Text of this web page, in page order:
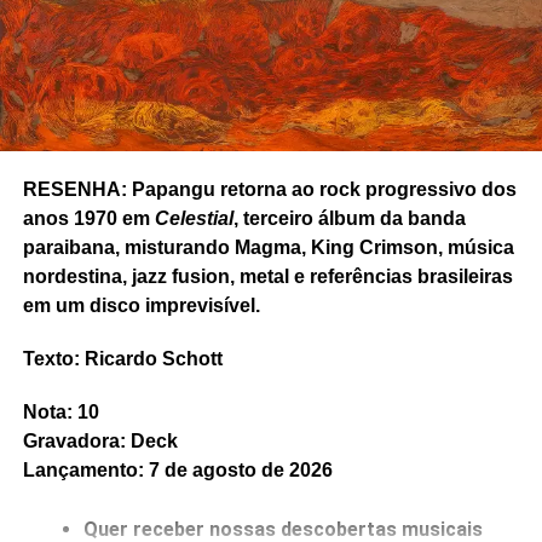
RELATED TOPICS: AL GREEN ANDRA DAY
RICARDO SCHOTT
VERVE
RESENHA: Papangu retorna ao rock progressivo dos
anos 1970 em Celestial, terceiro álbum da banda
paraibana, misturando Magma, King Crimson, música
nordestina, jazz fusion, metal e referências brasileiras
em um disco imprevisível.
Texto: Ricardo Schott
Nota: 10
Gravadora: Deck
Lançamento: 7 de agosto de 2026
Quer receber nossas descobertas musicais